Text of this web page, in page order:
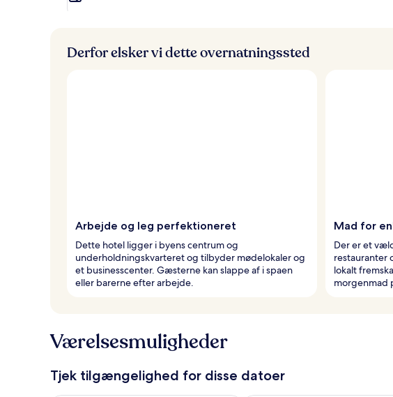
Derfor elsker vi dette overnatningssted
Arbejde og leg perfektioneret
Dette hotel ligger i byens centrum og
underholdningskvarteret og tilbyder mødelokaler og
et businesscenter. Gæsterne kan slappe af i spaen
eller barerne efter arbejde.
Mad for
Der er et
restauranter
lokalt
morgenmad
Værelsesmuligheder
Tjek tilgængelighed for disse datoer